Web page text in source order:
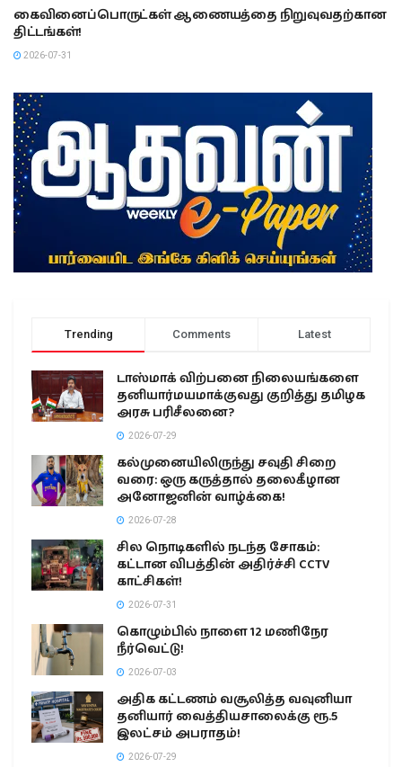
கைவினைப்பொருட்கள் ஆணையத்தை நிறுவுவதற்கான
திட்டங்கள்!
2026-07-31
Trending Comments Latest
டாஸ்மாக் விற்பனை நிலையங்களை
தனியார்மயமாக்குவது குறித்து தமிழக
அரசு பரிசீலனை?
2026-07-29
கல்முனையிலிருந்து சவுதி சிறை
வரை: ஒரு கருத்தால் தலைகீழான
அனோஜனின் வாழ்க்கை!
2026-07-28
சில நொடிகளில் நடந்த சோகம்:
கட்டான விபத்தின் அதிர்ச்சி CCTV
காட்சிகள்!
2026-07-31
கொழும்பில் நாளை 12 மணிநேர
நீர்வெட்டு!
2026-07-03
அதிக கட்டணம் வசூலித்த வவுனியா
தனியார் வைத்தியசாலைக்கு ரூ.5
இலட்சம் அபராதம்!
2026-07-29